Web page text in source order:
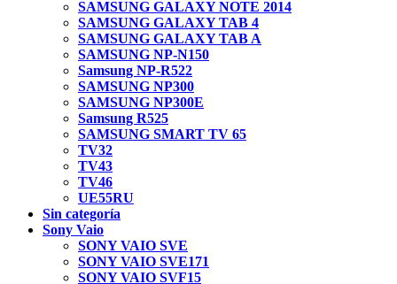
SAMSUNG GALAXY NOTE 2014
SAMSUNG GALAXY TAB 4
SAMSUNG GALAXY TAB A
SAMSUNG NP-N150
Samsung NP-R522
SAMSUNG NP300
SAMSUNG NP300E
Samsung R525
SAMSUNG SMART TV 65
TV32
TV43
TV46
UE55RU
Sin categoría
Sony Vaio
SONY VAIO SVE
SONY VAIO SVE171
SONY VAIO SVF15